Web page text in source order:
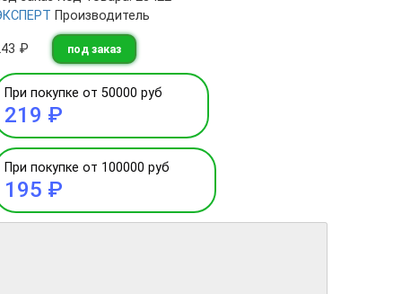
Производитель
₽ под заказ
При покупке от 50000 руб
219 ₽
При покупке от 100000 руб
195 ₽